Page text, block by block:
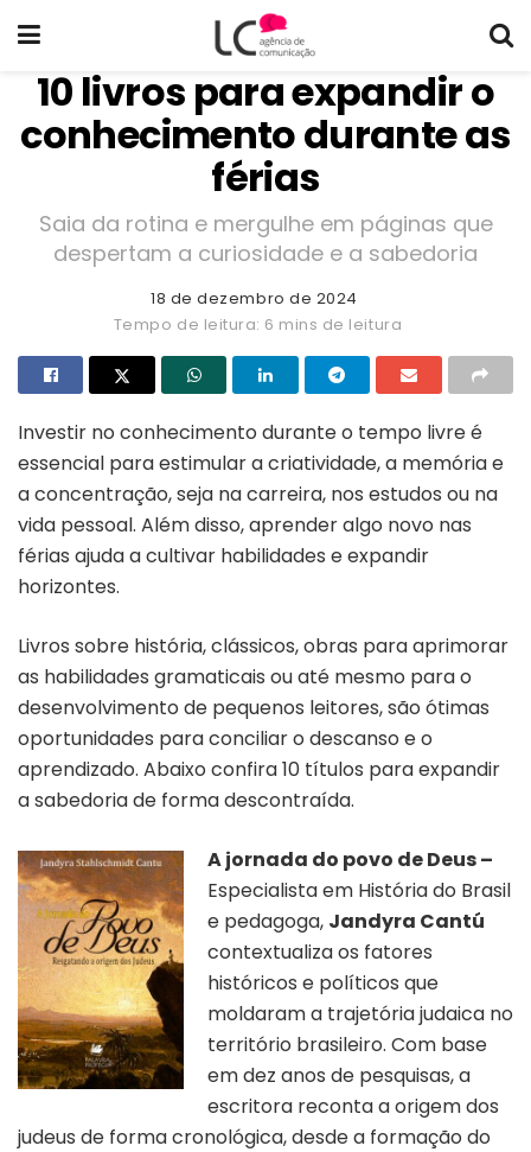
10 livros para expandir o
conhecimento durante as
férias
Saia da rotina e mergulhe em páginas que
despertam a curiosidade e a sabedoria
18 de dezembro de 2024
Tempo de leitura: 6 mins de leitura
Investir no conhecimento durante o tempo livre é
essencial para estimular a criatividade, a memória e
a concentração, seja na carreira, nos estudos ou na
vida pessoal. Além disso, aprender algo novo nas
férias ajuda a cultivar habilidades e expandir
horizontes.
Livros sobre história, clássicos, obras para aprimorar
as habilidades gramaticais ou até mesmo para o
desenvolvimento de pequenos leitores, são ótimas
oportunidades para conciliar o descanso e o
aprendizado. Abaixo confira 10 títulos para expandir
a sabedoria de forma descontraída.
A jornada do povo de Deus –
Especialista em História do Brasil
e pedagoga, Jandyra Cantú
contextualiza os fatores
históricos e políticos que
moldaram a trajetória judaica no
território brasileiro. Com base
em dez anos de pesquisas, a
escritora reconta a origem dos
judeus de forma cronológica, desde a formação do